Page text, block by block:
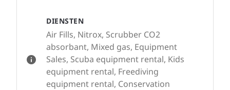
DIENSTEN
Air Fills, Nitrox, Scrubber CO2
absorbant, Mixed gas, Equipment
Sales, Scuba equipment rental, Kids
equipment rental, Freediving
equipment rental, Conservation